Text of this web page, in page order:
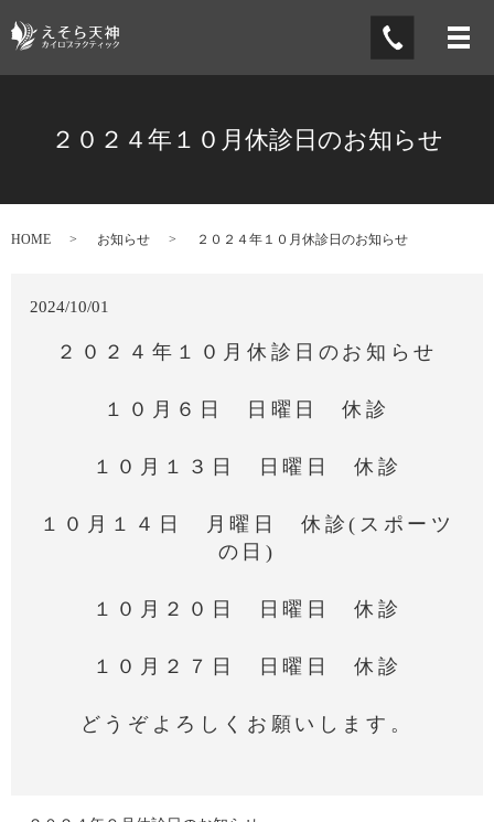
メ
２０２４年１０月休診日のお知らせ
HOME お知らせ ２０２４年１０月休診日のお知らせ
2024/10/01
２０２４年１０月休診日のお知らせ
１０月６日 日曜日 休診
１０月１３日 日曜日 休診
１０月１４日 月曜日 休診(スポーツ
の日)
１０月２０日 日曜日 休診
１０月２７日 日曜日 休診
どうぞよろしくお願いします。